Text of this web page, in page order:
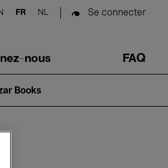
FR NL Se connecter
nous FAQ
Books